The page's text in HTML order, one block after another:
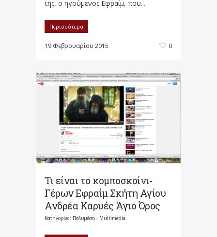
της, ο ηγούμενος Εφραίμ, που...
Περισσότερα
19 Φεβρουαρίου 2015 0
Τι είναι το κομποσκοίνι-
Γέρων Εφραίμ Σκήτη Αγίου
Ανδρέα Καρυές Άγιο Όρος
Κατηγορίες: Πολυμέσα - Multimedia